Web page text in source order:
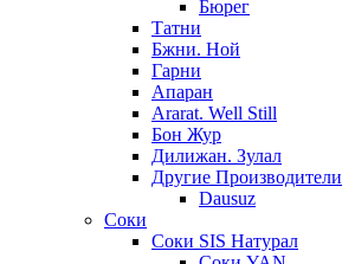
Бюрег
Татни
Бжни. Ной
Гарни
Апаран
Ararat. Well Still
Бон Жур
Дилижан. Зулал
Другие Производители
Dausuz
Соки
Соки SIS Натурал